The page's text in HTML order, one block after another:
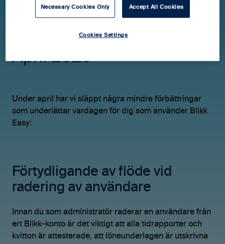
Nyheter och
uppdateringar i Blikk –
April 2025
Under april har vi släppt några mindre förbättringar
som underlättar vardagen för dig som använder Blikk
Easy:
Förtydligande av flöde vid
radering av användare
Innan du som administratör raderar en användare från
ert Blikk-konto är det viktigt att alla tidrapporter och
kvitton är attesterade, att löneunderlagen är utskrivna
Necessary Cookies Only Accept All Cookies
Cookies Settings